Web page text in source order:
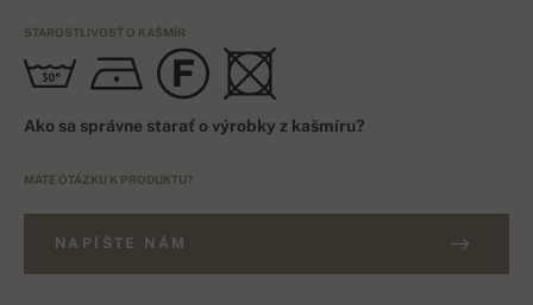
STAROSTLIVOSŤ O KAŠMÍR
Ako sa správne starať o výrobky z kašmíru?
MÁTE OTÁZKU K PRODUKTU?
NAPÍŠTE NÁM